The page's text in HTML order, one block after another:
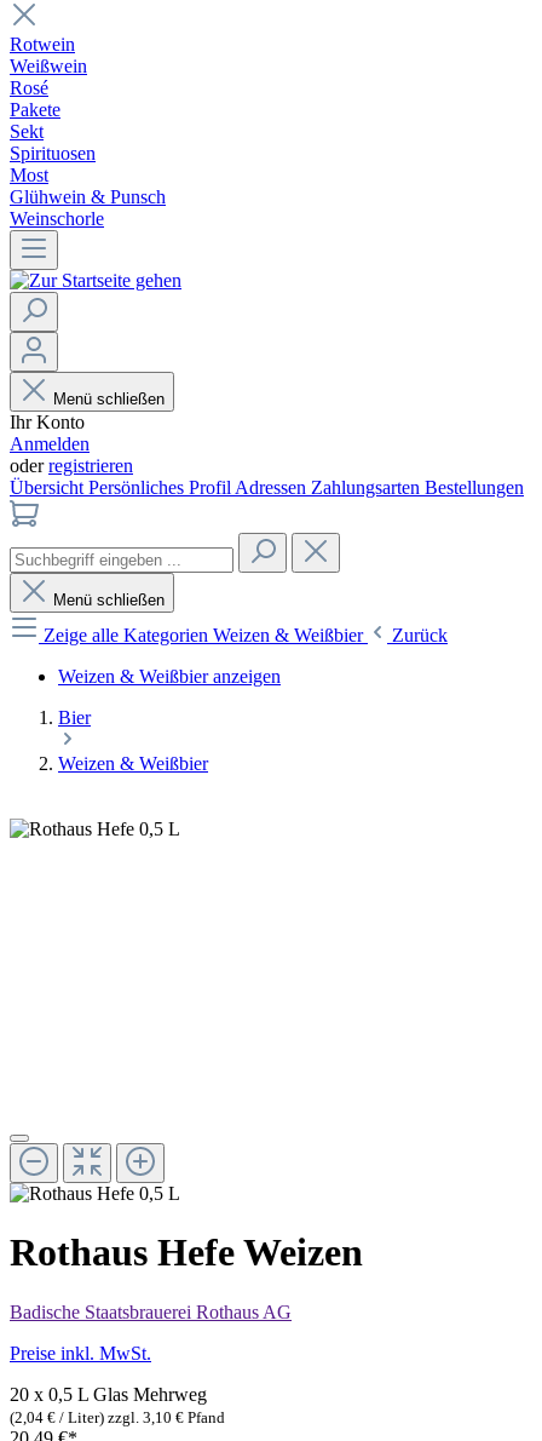
Rotwein
Weißwein
Rosé
Pakete
Sekt
Spirituosen
Most
Glühwein & Punsch
Weinschorle
Menü schließen
Ihr Konto
Anmelden
oderregistrieren
Übersicht Persönliches Profil Adressen Zahlungsarten Bestellungen
Menü schließen
Zeige alle Kategorien Weizen & Weißbier
Zurück
Weizen & Weißbier anzeigen
Bier
Weizen & Weißbier
Rothaus Hefe Weizen
Badische Staatsbrauerei Rothaus AG
Preise inkl. MwSt.
20 x 0,5 L Glas Mehrweg
(2,04 € / Liter) zzgl. 3,10 € Pfand